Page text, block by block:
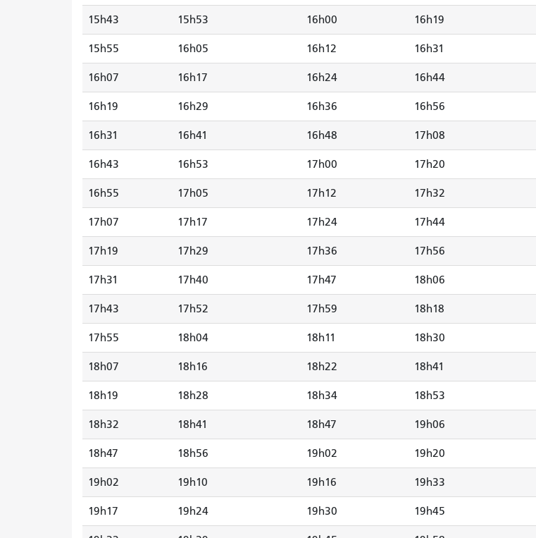
15h43 15h53 16h00 16h19
15h55 16h05 16h12 16h31
16h07 16h17 16h24 16h44
16h19 16h29 16h36 16h56
16h31 16h41 16h48 17h08
16h43 16h53 17h00 17h20
16h55 17h05 17h12 17h32
17h07 17h17 17h24 17h44
17h19 17h29 17h36 17h56
17h31 17h40 17h47 18h06
17h43 17h52 17h59 18h18
17h55 18h04 18h11 18h30
18h07 18h16 18h22 18h41
18h19 18h28 18h34 18h53
18h32 18h41 18h47 19h06
18h47 18h56 19h02 19h20
19h02 19h10 19h16 19h33
19h17 19h24 19h30 19h45